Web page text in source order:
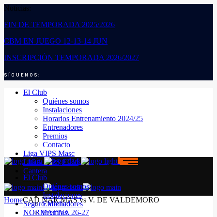
Noticias:
FIN DE TEMPORADA 2025/2026
CBM EN JUEGO 12-13-14 JUN
INSCRIPCIÓN TEMPORADA 2026/2027
SÍGUENOS:
El Club
Quiénes somos
Instalaciones
Horarios Entrenamiento 2024/25
Entrenadores
Premios
Contacto
Liga VIPS Masc
LIGA VIPS FEM
Cantera
Seguro Médico
NORMATIVA 26-27
El Club
Quiénes somos
Instalaciones
Entrenadores
Premios
HomeCAD NAR MAS vs V. DE VALDEMORO